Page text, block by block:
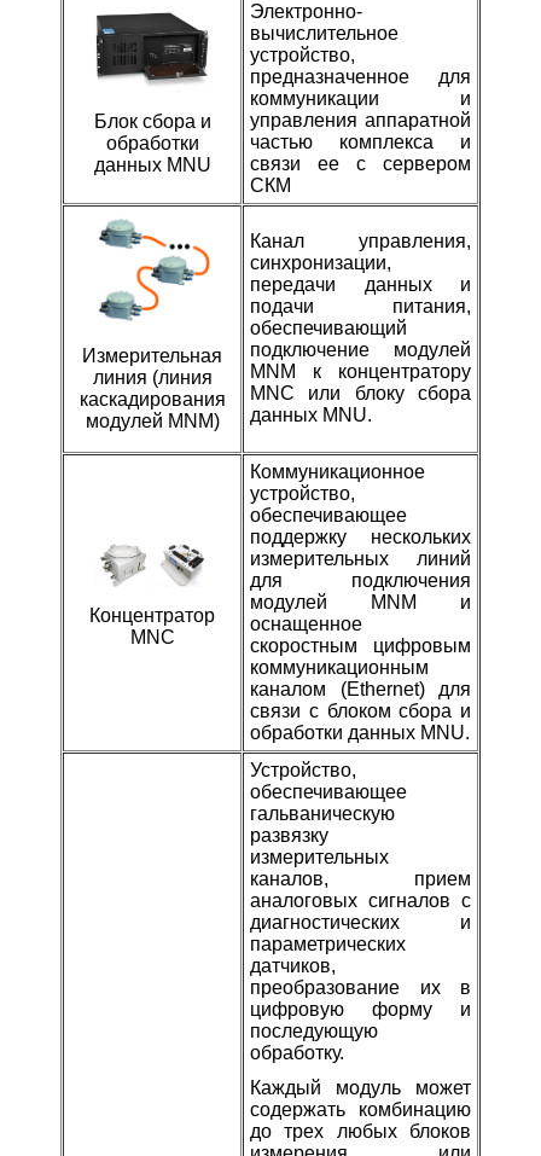
Блок сбора и
обработки
данных MNU
Электронно-
вычислительное
устройство,
предназначенное для
коммуникации и
управления аппаратной
частью комплекса и
связи ее с сервером
СКМ
Измерительная
линия (линия
каскадирования
модулей MNM)
Канал управления,
синхронизации,
передачи данных и
подачи питания,
обеспечивающий
подключение модулей
MNM к концентратору
MNC или блоку сбора
данных MNU.
Концентратор
MNC
Коммуникационное
устройство,
обеспечивающее
поддержку нескольких
измерительных линий
для подключения
модулей MNM и
оснащенное
скоростным цифровым
коммуникационным
каналом (Ethernet) для
связи с блоком сбора и
обработки данных MNU.
Устройство,
обеспечивающее
гальваническую
развязку
измерительных
каналов, прием
аналоговых сигналов с
диагностических и
параметрических
датчиков,
преобразование их в
цифровую форму и
последующую
обработку.
Каждый модуль может
содержать комбинацию
до трех любых блоков